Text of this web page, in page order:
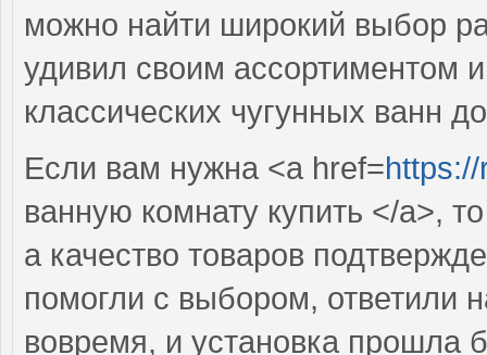
можно найти широкий выбор
удивил своим ассортиментом
классических чугунных ванн
Если вам нужна <a href=
ванную комнату купить </a>,
а качество товаров
помогли с выбором, ответили
вовремя, и установка прошла